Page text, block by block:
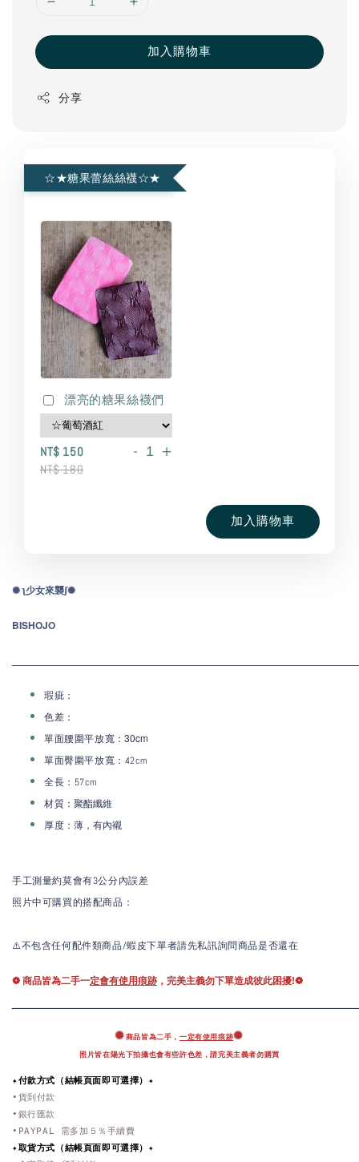
加入購物車
分享
☆★糖果蕾絲絲襪☆★
漂亮的糖果絲襪們
NT$ 150
NT$ 180
- +
加入購物車
✺ ʅ少女來襲ʃ✺
BISHOJO
瑕疵：
色差：
單面腰圍平放寬 ：30cm
單面臀圍平放寬：42cm
全長：57cm
材質 ：聚酯纖維
厚度 ：薄，有內襯
手工測量約莫會有3公分內誤差
照片中可購買的搭配商品：
⚠️不包含任何配件類商品/蝦皮下單者請先私訊詢問商品是否還在
❁ 商品皆為二手一定會有使用痕跡 ，完美主義勿下單造成彼此困擾!❁
✺ 商品皆為二手， 一定有使用痕跡✺
照片皆在陽光下拍攝也會有些許色差，請完美主義者勿購買
✦付款方式（結帳頁面即可選擇）✦
•貨到付款
•銀行匯款
•PAYPAL 需多加５％手續費
✦取貨方式 （結帳頁面即可選擇） ✦